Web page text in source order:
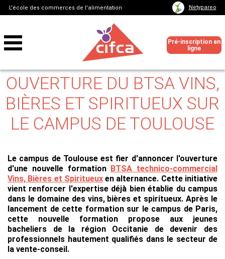
L'école des commerces de l'alimentation Netypareo
Pré-inscription en
ligne
OUVERTURE DU BTSA VINS,
BIÈRES ET SPIRITUEUX SUR
LE CAMPUS DE TOULOUSE
Le campus de Toulouse est fier d'annoncer l'ouverture
d'une nouvelle formation BTSA technico-commercial
Vins, Bières et Spiritueuxen alternance. Cette initiative
vient renforcer l'expertise déjà bien établie du campus
dans le domaine des vins, bières et spiritueux. Après le
lancement de cette formation sur le campus de Paris,
cette nouvelle formation propose aux jeunes
bacheliers de la région Occitanie de devenir des
professionnels hautement qualifiés dans le secteur de
la vente-conseil.